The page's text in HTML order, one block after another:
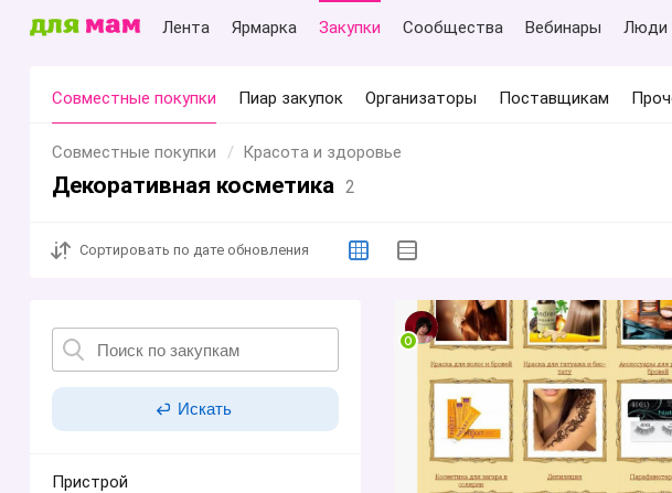
Лента Ярмарка Закупки Сообщества Вебинары Люди
Совместные покупки Пиар закупок Организаторы Поставщикам
Совместные покупки Красота и здоровье
Декоративная косметика 2
Сортировать по дате обновления
Искать
Пристрой